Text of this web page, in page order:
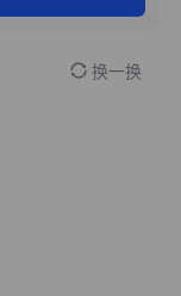
换一换